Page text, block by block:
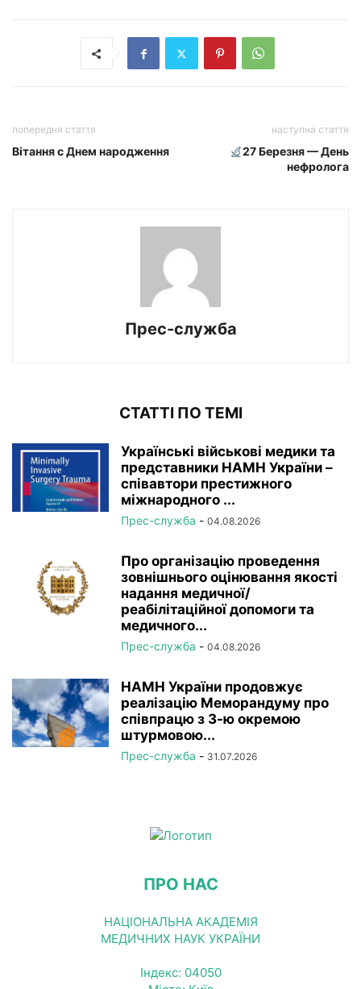
попередня стаття
Вітання с Днем народження
наступна стаття
27 Березня — День
нефролога
Прес-служба
СТАТТІ ПО ТЕМІ
Українські військові медики та
представники НАМН України –
співавтори престижного
міжнародного ...
Прес-служба - 04.08.2026
Про організацію проведення
зовнішнього оцінювання якості
надання медичної/
реабілітаційної допомоги та
медичного...
Прес-служба - 04.08.2026
НАМН України продовжує
реалізацію Меморандуму про
співпрацю з 3-ю окремою
штурмовою...
Прес-служба - 31.07.2026
ПРО НАС
НАЦІОНАЛЬНА АКАДЕМІЯ
МЕДИЧНИХ НАУК УКРАЇНИ
Індекс: 04050